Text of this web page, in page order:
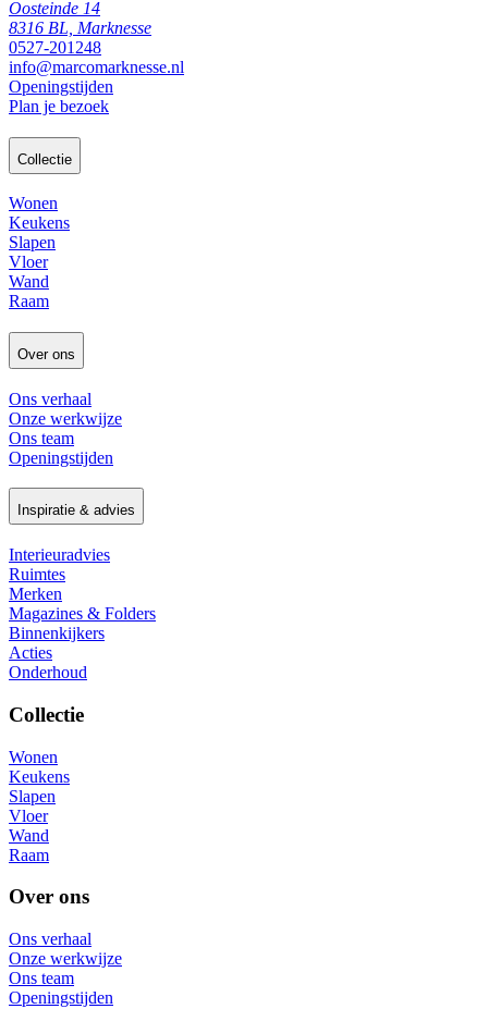
Oosteinde 14
8316 BL, Marknesse
0527-201248
info@marcomarknesse.nl
Openingstijden
Plan je bezoek
Collectie
Wonen
Keukens
Slapen
Vloer
Wand
Raam
Over ons
Ons verhaal
Onze werkwijze
Ons team
Openingstijden
Inspiratie & advies
Interieuradvies
Ruimtes
Merken
Magazines & Folders
Binnenkijkers
Acties
Onderhoud
Collectie
Wonen
Keukens
Slapen
Vloer
Wand
Raam
Over ons
Ons verhaal
Onze werkwijze
Ons team
Openingstijden